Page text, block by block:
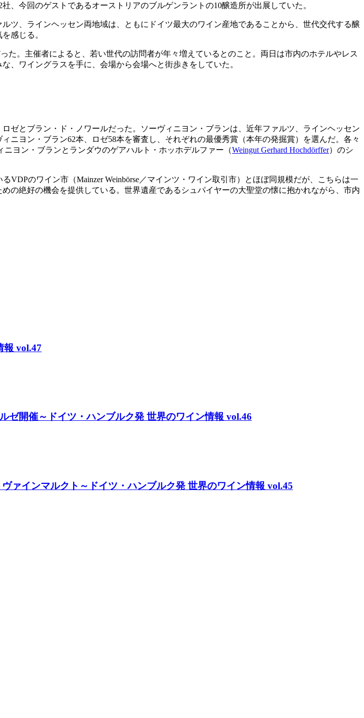
、今回のゲストであるオーストリアのブルゲンラントの10醸造所が出展していた。
ツ、ラインヘッセン両地域は、ともにドイツ最大のワイン産地であることから、世代交代する醸
感じる。
た。主催者によると、若い世代の訪問者が年々増えているとのこと。両日は市内のホテルやレス
、ワイングラスを手に、会場から会場へと街歩きをしていた。
ゼとブラン・ド・ノワールだった。ソーヴィニヨン・ブランは、近年ファルツ、ラインヘッセン
ヨン・ブラン62本、ロゼ58本を審査し、それぞれの最優秀賞（本年の発掘賞）を選んだ。各々
ニヨン・ブランとランダウのゲアハルト・ホッホデルファー（Weingut Gerhard Hochdörffer）のシ
VDPのワイン市（Mainzer Weinbörse／マインツ・ワイン取引市）とほぼ同規模だが、こちらは一
の絶好の機会を提供している。世界遺産であるシュパイヤーの大聖堂の懐に抱かれながら、市内
vol.47
開催～ドイツ・ハンブルク発 世界のワイン情報 vol.46
ァインマルクト～ドイツ・ハンブルク発 世界のワイン情報 vol.45